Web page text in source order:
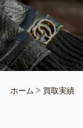
ホーム > 買取実績